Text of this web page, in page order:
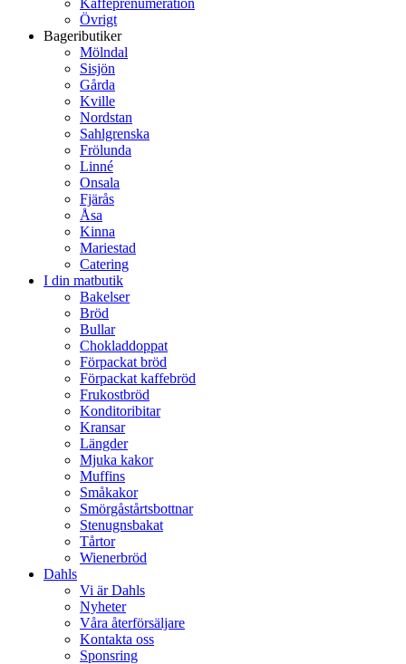
Övrigt
Bageributiker
Mölndal
Sisjön
Gårda
Kville
Nordstan
Sahlgrenska
Frölunda
Linné
Onsala
Fjärås
Åsa
Kinna
Mariestad
Catering
I din matbutik
Bakelser
Bröd
Bullar
Chokladdoppat
Förpackat bröd
Förpackat kaffebröd
Frukostbröd
Konditoribitar
Kransar
Längder
Mjuka kakor
Muffins
Småkakor
Smörgåstårtsbottnar
Stenugnsbakat
Tårtor
Wienerbröd
Dahls
Vi är Dahls
Nyheter
Våra återförsäljare
Kontakta oss
Sponsring